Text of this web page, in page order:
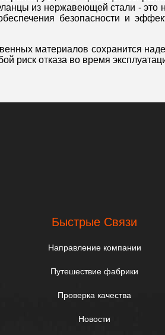
из нержавеющей стали - это
безопасности и
материалов сохранится
риск отказа во время
Быстрые Связи
Направление компании
Путешествие фабрики
Проверка качества
Новости